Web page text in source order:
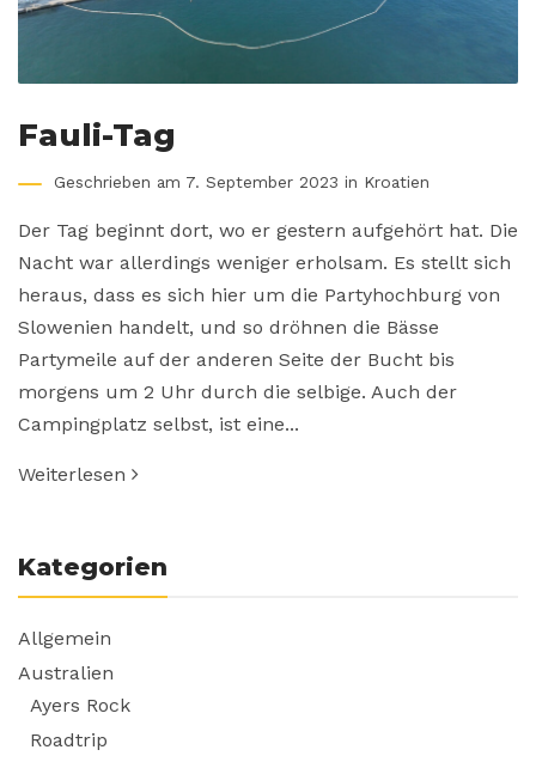
Fauli-Tag
Geschrieben am 7. September 2023 in Kroatien
Der Tag beginnt dort, wo er gestern aufgehört hat. Die
Nacht war allerdings weniger erholsam. Es stellt sich
heraus, dass es sich hier um die Partyhochburg von
Slowenien handelt, und so dröhnen die Bässe
Partymeile auf der anderen Seite der Bucht bis
morgens um 2 Uhr durch die selbige. Auch der
Campingplatz selbst, ist eine...
Weiterlesen
Kategorien
Allgemein
Australien
Ayers Rock
Roadtrip